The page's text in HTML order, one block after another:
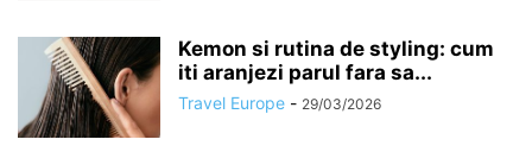
Kemon si rutina de styling: cum
iti aranjezi parul fara sa...
Travel Europe - 29/03/2026